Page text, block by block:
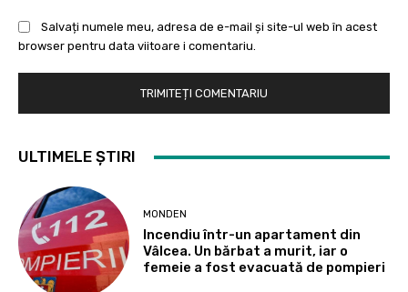
Salvați numele meu, adresa de e-mail și site-ul web în acest
browser pentru data viitoare i comentariu.
ULTIMELE ȘTIRI
MONDEN
Incendiu într-un apartament din
Vâlcea. Un bărbat a murit, iar o
femeie a fost evacuată de pompieri